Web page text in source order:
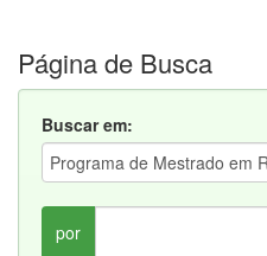
Página de Busca
Buscar em:
por